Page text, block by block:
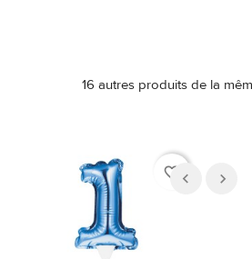
16 autres produits de la
favorite_border